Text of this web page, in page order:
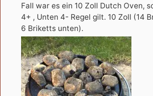
Fall war es ein 10 Zoll Dutch Oven,
4+ , Unten 4- Regel gilt. 10 Zoll (14
6 Briketts unten).